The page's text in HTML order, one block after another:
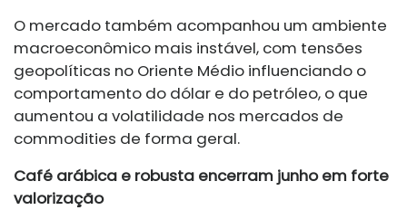
O mercado também acompanhou um ambiente
macroeconômico mais instável, com tensões
geopolíticas no Oriente Médio influenciando o
comportamento do dólar e do petróleo, o que
aumentou a volatilidade nos mercados de
commodities de forma geral.
Café arábica e robusta encerram junho em forte
valorização